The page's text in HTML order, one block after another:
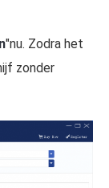
"nu. Zodra het
zonder